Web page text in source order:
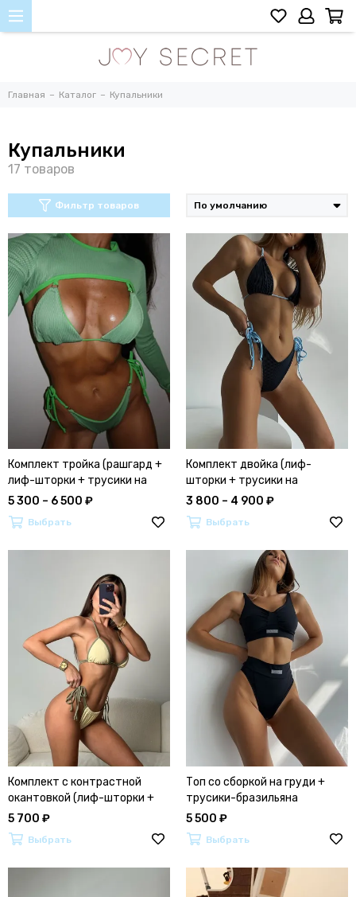
Главная Каталог Купальники
Купальники
Фильтр товаров
Комплект тройка (рашгард +
лиф-шторки + трусики на
завязках)
5 300 – 6 500 ₽
Выбрать
Комплект двойка (лиф-
шторки + трусики на
завязках)
3 800 – 4 900 ₽
Выбрать
Комплект с контрастной
окантовкой (лиф-шторки +
трусики-бразильяно)
5 700 ₽
Выбрать
Топ со сборкой на груди +
трусики-бразильяна
5 500 ₽
Выбрать